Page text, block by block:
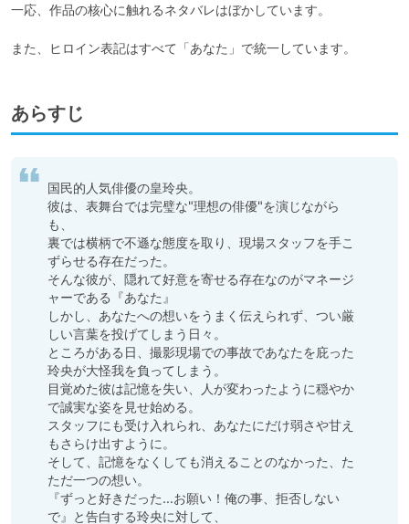
一応、作品の核心に触れるネタバレはぼかしています。
また、ヒロイン表記はすべて「あなた」で統一しています。
あらすじ
国民的人気俳優の皇玲央。
彼は、表舞台では完璧な"理想の俳優"を演じながら
も、
裏では横柄で不遜な態度を取り、現場スタッフを手こ
ずらせる存在だった。
そんな彼が、隠れて好意を寄せる存在なのがマネージ
ャーである『あなた』
しかし、あなたへの想いをうまく伝えられず、つい厳
しい言葉を投げてしまう日々。
ところがある日、撮影現場での事故であなたを庇った
玲央が大怪我を負ってしまう。
目覚めた彼は記憶を失い、人が変わったように穏やか
で誠実な姿を見せ始める。
スタッフにも受け入れられ、あなたにだけ弱さや甘え
もさらけ出すように。
そして、記憶をなくしても消えることのなかった、た
ただ一つの想い。
『ずっと好きだった…お願い！俺の事、拒否しない
で』と告白する玲央に対して、